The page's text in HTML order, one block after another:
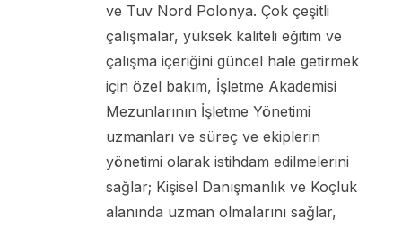
ve Tuv Nord Polonya. Çok çeşitli
çalışmalar, yüksek kaliteli eğitim ve
çalışma içeriğini güncel hale getirmek
için özel bakım, İşletme Akademisi
Mezunlarının İşletme Yönetimi
uzmanları ve süreç ve ekiplerin
yönetimi olarak istihdam edilmelerini
sağlar; Kişisel Danışmanlık ve Koçluk
alanında uzman olmalarını sağlar,